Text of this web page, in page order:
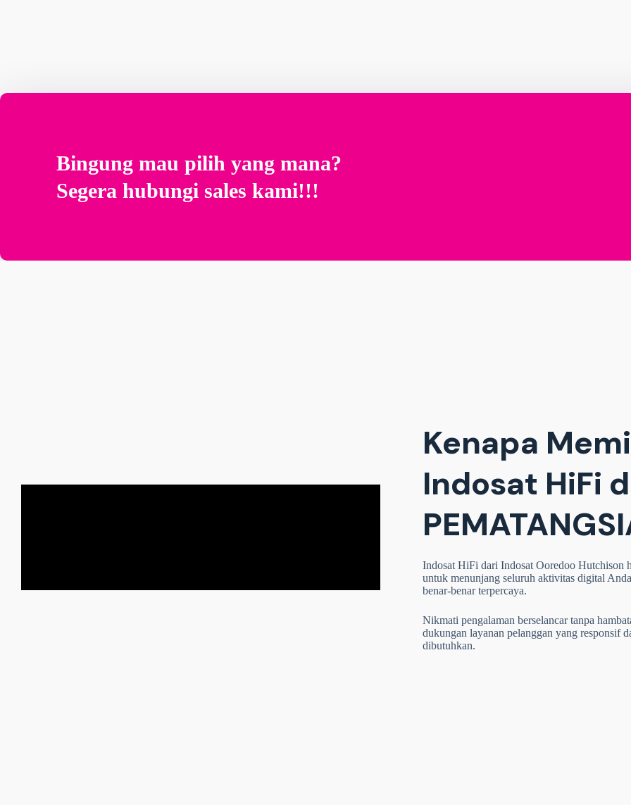
Bingung mau pilih yang mana?
Segera hubungi sales kami!!!
Kenapa
Indosat HiFi
Indosat HiFi dari Indosat Ooredoo Hutchison
untuk menunjang seluruh aktivitas digital
benar-benar terpercaya.
Nikmati pengalaman berselancar tanpa
dukungan layanan pelanggan yang responsif
dibutuhkan.